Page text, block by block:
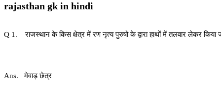
rajasthan gk in hindi
Q 1. राजस्थान के किस क्षेत्र में रण नृत्य पुरुषो के द्वारा हाथों में तलवार लेकर किया
Ans. मेवाड़ छेत्र